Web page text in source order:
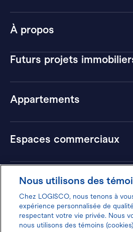
À propos
Futurs projets
Appartements
Espaces commerciaux
Hôtels
Nous utilisons des
Chez LOGISCO, nous tenons à
expérience personnalisée de
respectant votre vie privée. Nous
nous utilisons des témoins